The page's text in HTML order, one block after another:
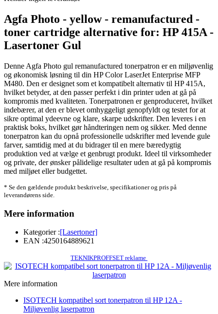
Agfa Photo - yellow - remanufactured -
toner cartridge alternative for: HP 415A -
Lasertoner Gul
Denne Agfa Photo gul remanufactured tonerpatron er en miljøvenlig
og økonomisk løsning til din HP Color LaserJet Enterprise MFP
M480. Den er designet som et kompatibelt alternativ til HP 415A,
hvilket betyder, at den passer perfekt i din printer uden at gå på
kompromis med kvaliteten. Tonerpatronen er genproduceret, hvilket
indebærer, at den er blevet omhyggeligt genopfyldt og testet for at
sikre optimal ydeevne og klare, skarpe udskrifter. Den leveres i en
praktisk boks, hvilket gør håndteringen nem og sikker. Med denne
tonerpatron kan du opnå professionelle udskrifter med levende gule
farver, samtidig med at du bidrager til en mere bæredygtig
produktion ved at vælge et genbrugt produkt. Ideel til virksomheder
og private, der ønsker pålidelige resultater uden at gå på kompromis
med miljøet eller budgettet.
* Se den gældende produkt beskrivelse, specifikationer og pris på
leverandørens side.
Mere information
Kategorier :[Lasertoner]
EAN :4250164889621
TEKNIKPROFFSET reklame
Mere information
ISOTECH kompatibel sort tonerpatron til HP 12A -
Miljøvenlig laserpatron